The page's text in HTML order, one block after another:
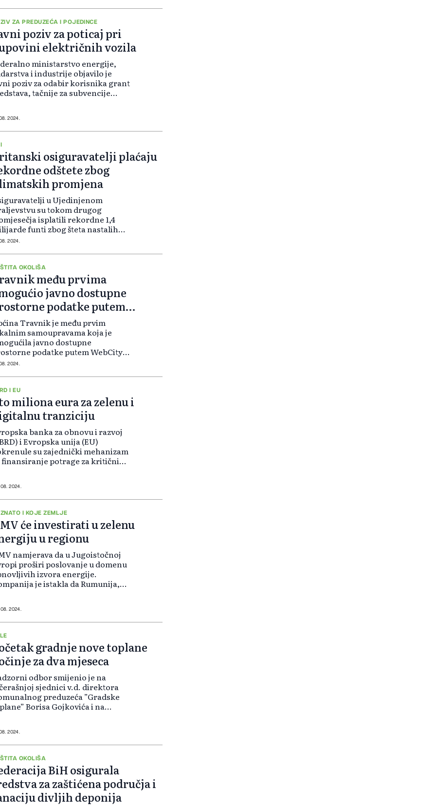
ZA PREDUZEĆA I POJEDINCE
poziv za poticaj pri
električnih vozila
ministarstvo energije,
i industrije objavilo je
poziv za odabir korisnika grant
tačnije za subvencije
električnih automobila,
Akta.ba.
2024.
osiguravatelji plaćaju
odštete zbog
promjena
u Ujedinjenom
su tokom drugog
isplatili rekordne 1,4
funti zbog šteta nastalih
vremenskih nepogoda, poput
promjena, priopćilo je
britanskih osiguravatelja
2024.
OKOLIŠA
među prvima
javno dostupne
podatke putem
aplikacije
Travnik je među prvim
samoupravama koja je
javno dostupne
podatke putem WebCity
2024.
I EU
miliona eura za zelenu i
tranziciju
banka za obnovu i razvoj
i Evropska unija (EU)
su zajednički mehanizam
finansiranje potrage za kritičnim i
EU”.
2024.
I KOJE ZEMLJE
će investirati u zelenu
u regionu
namjerava da u Jugoistočnoj
proširi poslovanje u domenu
izvora energije.
je istakla da Rumunija,
parkove.
2024.
gradnje nove toplane
za dva mjeseca
odbor smijenio je na
sjednici v.d. direktora
preduzeća ”Gradske
Borisa Gojkovića i na
2024.
OKOLIŠA
BiH osigurala
za zaštićena područja i
divljih deponija